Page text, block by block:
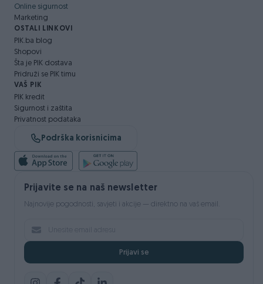
Online sigurnost
Marketing
OSTALI LINKOVI
PIK.ba blog
Shopovi
Šta je PIK dostava
Pridruži se PIK timu
VAŠ PIK
PIK kredit
Sigurnost i zaštita
Privatnost podataka
Podrška korisnicima
Prijavite se na naš newsletter
Najnovije pogodnosti, savjeti i akcije — direktno na vaš email.
Prijavi se